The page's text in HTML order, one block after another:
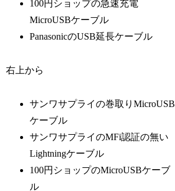
100円ショップの急速充電
MicroUSBケーブル
PanasonicのUSB延長ケーブル
右上から
サンワサプライの巻取りMicroUSB
ケーブル
サンワサプライのMFi認証の無い
Lightningケーブル
100円ショップのMicroUSBケーブ
ル